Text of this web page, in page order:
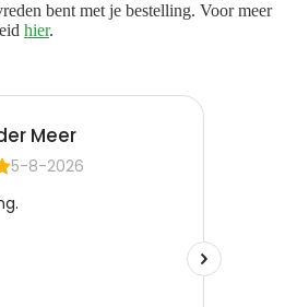
bent met je bestelling. Voor meer
hier.